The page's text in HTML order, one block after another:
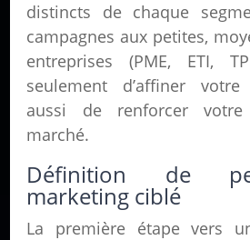
distincts de chaque
campagnes aux petites,
entreprises (PME, ETI,
seulement d’affiner
aussi de renforcer votre
marché.
Définition de
marketing ciblé
La première étape vers